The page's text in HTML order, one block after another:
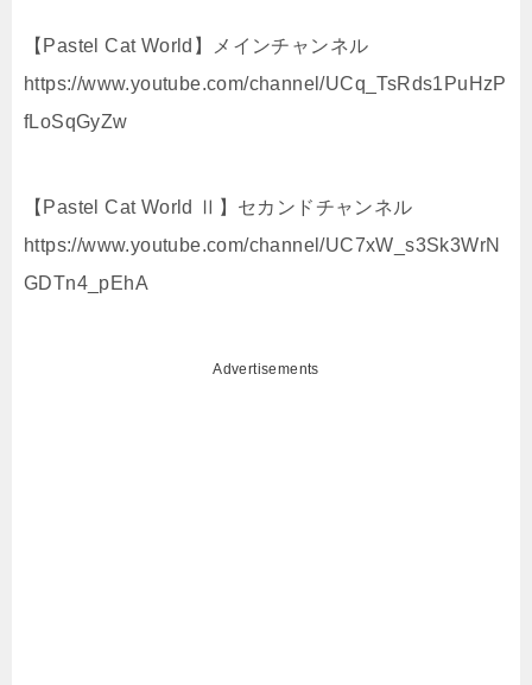
【Pastel Cat World】メインチャンネル
https://www.youtube.com/channel/UCq_TsRds1PuHzP
fLoSqGyZw
【Pastel Cat World Ⅱ】セカンドチャンネル
https://www.youtube.com/channel/UC7xW_s3Sk3WrN
GDTn4_pEhA
Advertisements